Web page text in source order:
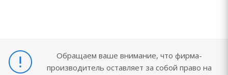
Обращаем ваше внимание, что фирма-
производитель оставляет за собой право на